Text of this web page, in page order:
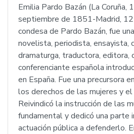
Emilia Pardo Bazán (La Coruña,
septiembre de 1851-Madrid,
condesa de Pardo Bazán, fue
novelista, periodista, ensayista,
dramaturga, traductora, editora,
conferenciante española
en España. Fue una precursora
los derechos de las mujeres y el
Reivindicó la instrucción de las
fundamental y dedicó una parte
actuación pública a defenderlo.